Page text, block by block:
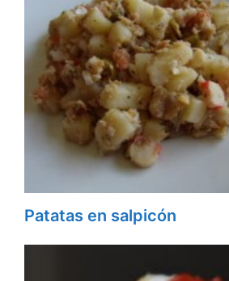
Patatas en salpicón